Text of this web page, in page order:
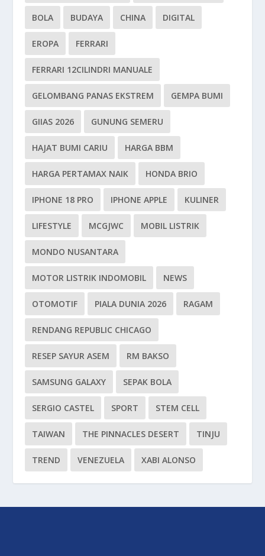
BOLA BUDAYA CHINA DIGITAL
EROPA FERRARI
FERRARI 12CILINDRI MANUALE
GELOMBANG PANAS EKSTREM GEMPA BUMI
GIIAS 2026 GUNUNG SEMERU
HAJAT BUMI CARIU HARGA BBM
HARGA PERTAMAX NAIK HONDA BRIO
IPHONE 18 PRO IPHONE APPLE KULINER
LIFESTYLE MCGJWC MOBIL LISTRIK
MONDO NUSANTARA
MOTOR LISTRIK INDOMOBIL NEWS
OTOMOTIF PIALA DUNIA 2026 RAGAM
RENDANG REPUBLIC CHICAGO
RESEP SAYUR ASEM RM BAKSO
SAMSUNG GALAXY SEPAK BOLA
SERGIO CASTEL SPORT STEM CELL
TAIWAN THE PINNACLES DESERT TINJU
TREND VENEZUELA XABI ALONSO